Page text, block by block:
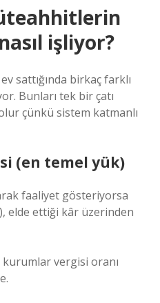
işliyor?
sattığında birkaç farklı
Bunları tek bir çatı
çünkü sistem katmanlı
(en temel yük)
faaliyet gösteriyorsa
elde ettiği kâr üzerinden
kurumlar vergisi oranı